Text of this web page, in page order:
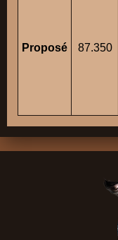
Proposé 87.350